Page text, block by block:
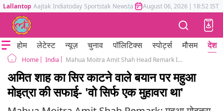
Lallantop Aajtak Indiatoday Sportstak Newstak Mumbai Tak Astrotak
August 06, 2026 | 18:52 IST
होम लेटेस्ट न्यूज़ चुनाव पॉलिटिक्स स्पोर्ट्स मौसम देश
Home India Mahua Moitra Amit Shah Head Remark Idioms are not for Idiots Slams Chhattisgarh Police Raipur FIR
अमित शाह का सिर काटने वाले बयान पर महुआ
मोइत्रा की सफाई- 'वो सिर्फ एक मुहावरा था'